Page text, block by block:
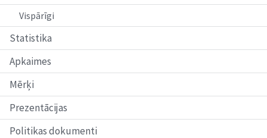
Vispārīgi
Statistika
Apkaimes
Mērķi
Prezentācijas
Politikas dokumenti